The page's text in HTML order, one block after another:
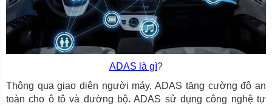
ADAS là gì?
Thông qua giao diện người máy, ADAS tăng cường độ an
toàn cho ô tô và đường bộ. ADAS sử dụng công nghệ tự